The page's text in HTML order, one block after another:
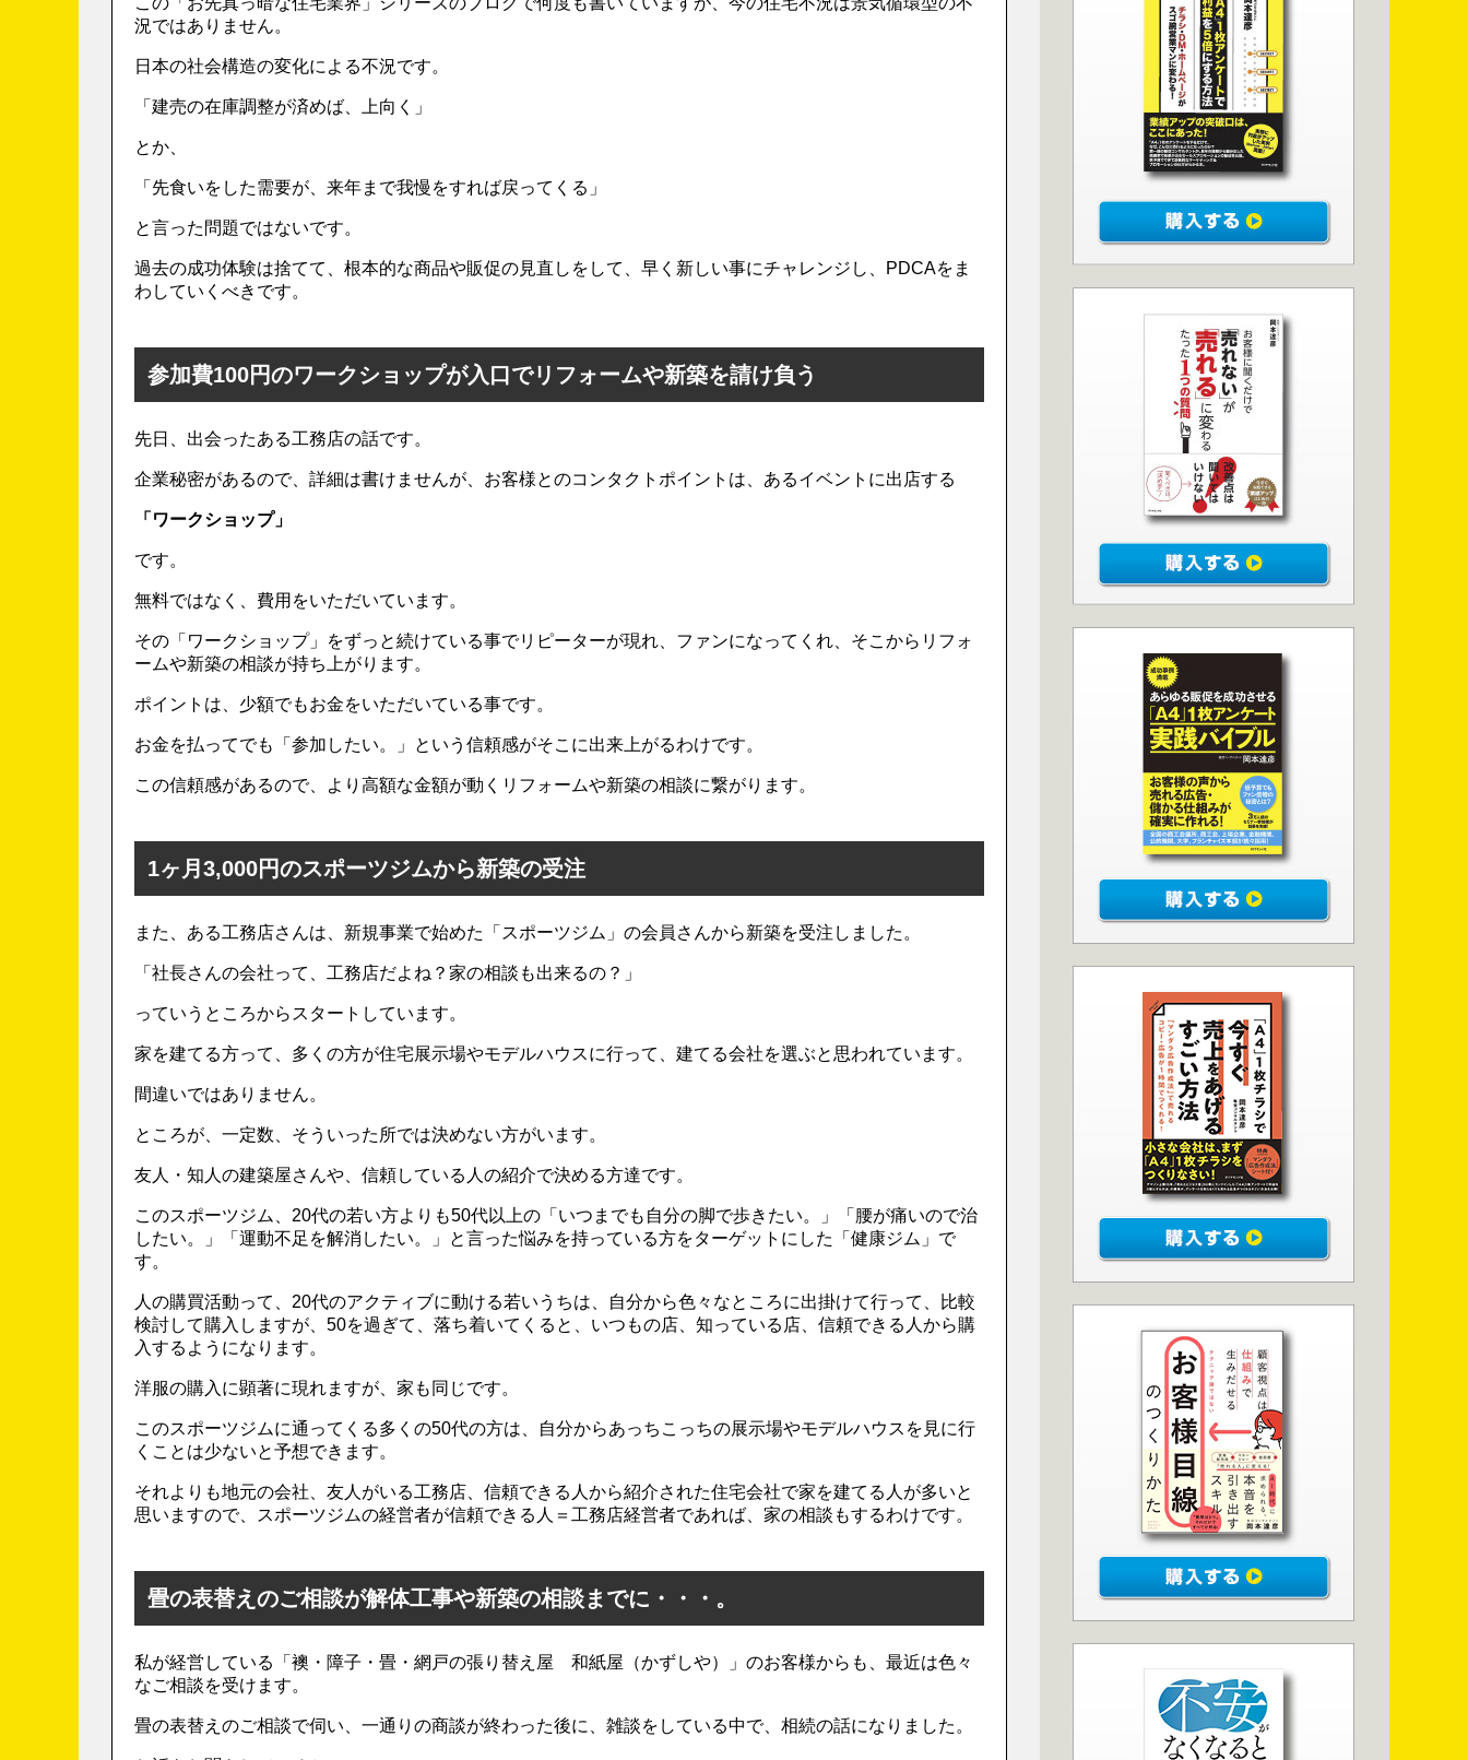
況ではありません。
日本の社会構造の変化による不況です。
「建売の在庫調整が済めば、上向く」
とか、
「先食いをした需要が、来年まで我慢をすれば戻ってくる」
と言った問題ではないです。
過去の成功体験は捨てて、根本的な商品や販促の見直しをして、早く新しい事にチャレンジし、PDCAをま
わしていくべきです。
参加費100円のワークショップが入口でリフォームや新築を請け負う
先日、出会ったある工務店の話です。
企業秘密があるので、詳細は書けませんが、お客様とのコンタクトポイントは、あるイベントに出店する
「ワークショップ」
です。
無料ではなく、費用をいただいています。
その「ワークショップ」をずっと続けている事でリピーターが現れ、ファンになってくれ、そこからリフォ
ームや新築の相談が持ち上がります。
ポイントは、少額でもお金をいただいている事です。
お金を払ってでも「参加したい。」という信頼感がそこに出来上がるわけです。
この信頼感があるので、より高額な金額が動くリフォームや新築の相談に繋がります。
1ヶ月3,000円のスポーツジムから新築の受注
また、ある工務店さんは、新規事業で始めた「スポーツジム」の会員さんから新築を受注しました。
「社長さんの会社って、工務店だよね？家の相談も出来るの？」
っていうところからスタートしています。
家を建てる方って、多くの方が住宅展示場やモデルハウスに行って、建てる会社を選ぶと思われています。
間違いではありません。
ところが、一定数、そういった所では決めない方がいます。
友人・知人の建築屋さんや、信頼している人の紹介で決める方達です。
このスポーツジム、20代の若い方よりも50代以上の「いつまでも自分の脚で歩きたい。」「腰が痛いので治
したい。」「運動不足を解消したい。」と言った悩みを持っている方をターゲットにした「健康ジム」で
す。
人の購買活動って、20代のアクティブに動ける若いうちは、自分から色々なところに出掛けて行って、比較
検討して購入しますが、50を過ぎて、落ち着いてくると、いつもの店、知っている店、信頼できる人から購
入するようになります。
洋服の購入に顕著に現れますが、家も同じです。
このスポーツジムに通ってくる多くの50代の方は、自分からあっちこっちの展示場やモデルハウスを見に行
くことは少ないと予想できます。
それよりも地元の会社、友人がいる工務店、信頼できる人から紹介された住宅会社で家を建てる人が多いと
思いますので、スポーツジムの経営者が信頼できる人＝工務店経営者であれば、家の相談もするわけです。
畳の表替えのご相談が解体工事や新築の相談までに・・・。
私が経営している「襖・障子・畳・網戸の張り替え屋 和紙屋（かずしや）」のお客様からも、最近は色々
なご相談を受けます。
畳の表替えのご相談で伺い、一通りの商談が終わった後に、雑談をしている中で、相続の話になりました。